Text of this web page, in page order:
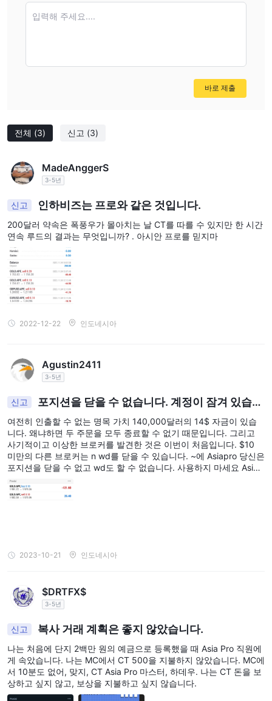
전체 (3) 신고 (3)
MadeAnggerS
3-5년
신고 인하비즈는 프로와 같은 것입니다.
200달러 약속은 폭풍우가 몰아치는 날 CT를 따를 수 있지만 한 시간
연속 루드의 결과는 무엇입니까? . 아시안 프로를 믿지마
2022-12-22 인도네시아
Agustin2411
3-5년
신고
포지션을 닫을 수 없습니다. 계정이 잠겨 있습니
다.
여전히 인출할 수 없는 명목 가치 140,000달러의 14$ 자금이 있습
니다. 왜냐하면 두 주문을 모두 종료할 수 없기 때문입니다. 그리고
사기적이고 이상한 브로커를 발견한 것은 이번이 처음입니다. $10
미만의 다른 브로커는 n wd를 닫을 수 있습니다. ~에 Asiapro 당신은
포지션을 닫을 수 없고 wd도 할 수 없습니다. 사용하지 마세요 Asiap
ro . 위험. 처음에 분석가는 그것이 마음에 들지 않는 누군가의 의견
이라고 말했습니다. 하지만 스스로 증명한 후에요. 암송
2023-10-21 인도네시아
$DRTFX$
3-5년
신고 복사 거래 계획은 좋지 않았습니다.
나는 처음에 단지 2백만 원의 예금으로 등록했을 때 Asia Pro 직원에
게 속았습니다. 나는 MC에서 CT 500을 지불하지 않았습니다. MC에
서 10분도 없어, 맞지, CT Asia Pro 마스터, 하데우. 나는 CT 돈을 보
상하고 싶지 않고, 보상을 지불하고 싶지 않습니다.
입력해 주세요....
바로 제출